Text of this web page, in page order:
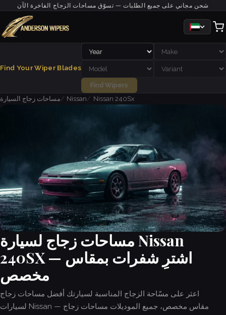
شحن مجاني على جميع الطلبات — تسوّق مساحات الزجاج الفاخرة الآن
Find Your Wiper Blades
Find Wipers
مساحات زجاج السيارة
Nissan Nissan 240Sx
مساحات زجاج لسيارة Nissan
240SX — اشترِ شفرات بمقاس
مخصص
اعثر على مسّاحة الزجاج المناسبة لسيارتك أفضل مساحات زجاج
لسيارات Nissan — مقاس مخصص، جميع الموديلات مساحات زجاج